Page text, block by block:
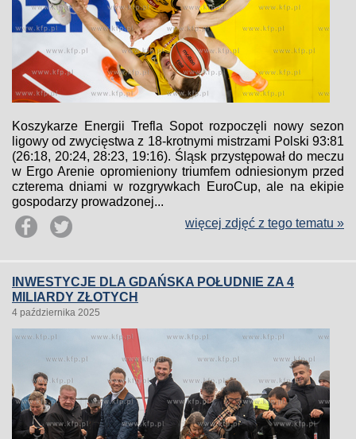
Koszykarze Energii Trefla Sopot rozpoczęli nowy sezon
ligowy od zwycięstwa z 18-krotnymi mistrzami Polski 93:81
(26:18, 20:24, 28:23, 19:16). Śląsk przystępował do meczu
w Ergo Arenie opromieniony triumfem odniesionym przed
czterema dniami w rozgrywkach EuroCup, ale na ekipie
gospodarzy prowadzonej...
więcej zdjęć z tego tematu »
INWESTYCJE DLA GDAŃSKA POŁUDNIE ZA 4
MILIARDY ZŁOTYCH
4 października 2025